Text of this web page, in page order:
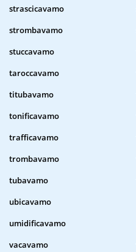
strascicavamo
strombavamo
stuccavamo
taroccavamo
titubavamo
tonificavamo
trafficavamo
trombavamo
tubavamo
ubicavamo
umidificavamo
vacavamo